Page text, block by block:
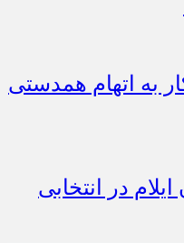
به اتهام همدستی
در انتخابی